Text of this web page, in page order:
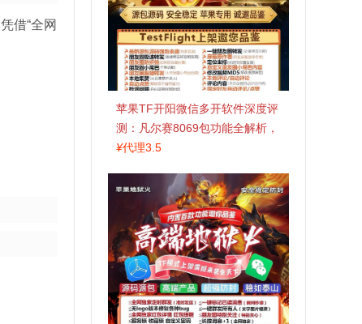
凭借“全网
苹果TF开阳微信多开软件深度评
测：凡尔赛8069包功能全解析，
TestFlight稳定版上架，激活认准
¥代理3.5